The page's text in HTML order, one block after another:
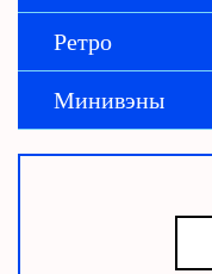
Ретро
Минивэны